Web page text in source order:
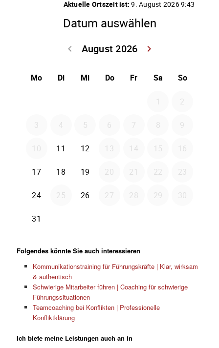
Folgendes könnte Sie auch interessieren
Kommunikationstraining für Führungskräfte | Klar, wirksam
& authentisch
Schwierige Mitarbeiter führen | Coaching für schwierige
Führungssituationen
Teamcoaching bei Konflikten | Professionelle
Konfliktklärung
Ich biete meine Leistungen auch an in